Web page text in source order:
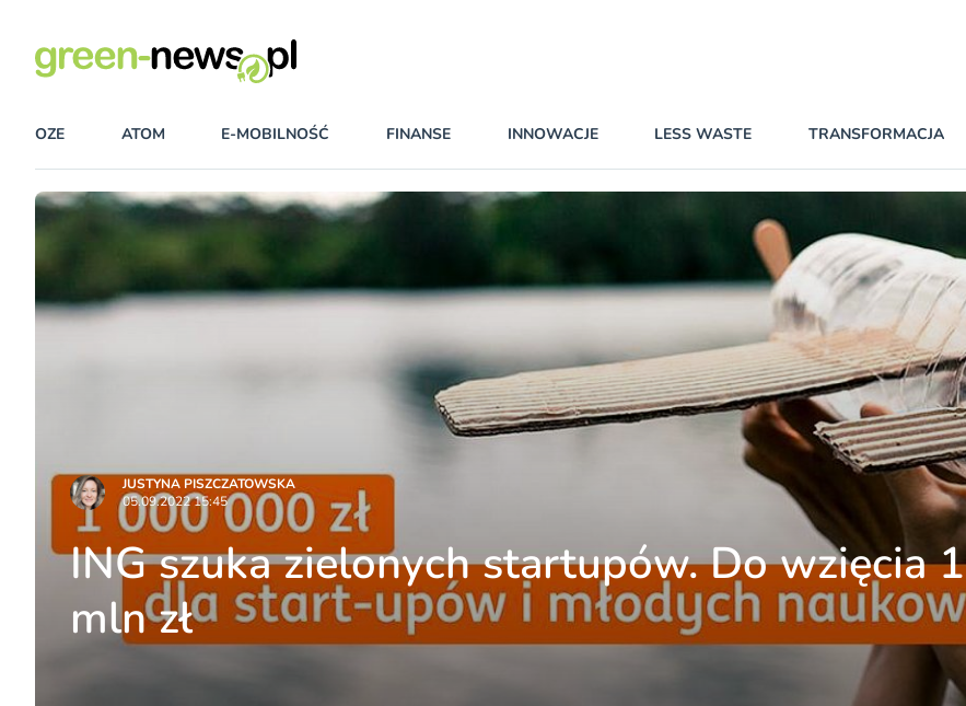
OZE ATOM E-MOBILNOŚĆ FINANSE INNOWACJE LESS WASTE TRANSFORMACJA
JUSTYNA PISZCZATOWSKA
05.09.2022 15:45
ING szuka zielonych startupów. Do wzięcia 1
mln zł